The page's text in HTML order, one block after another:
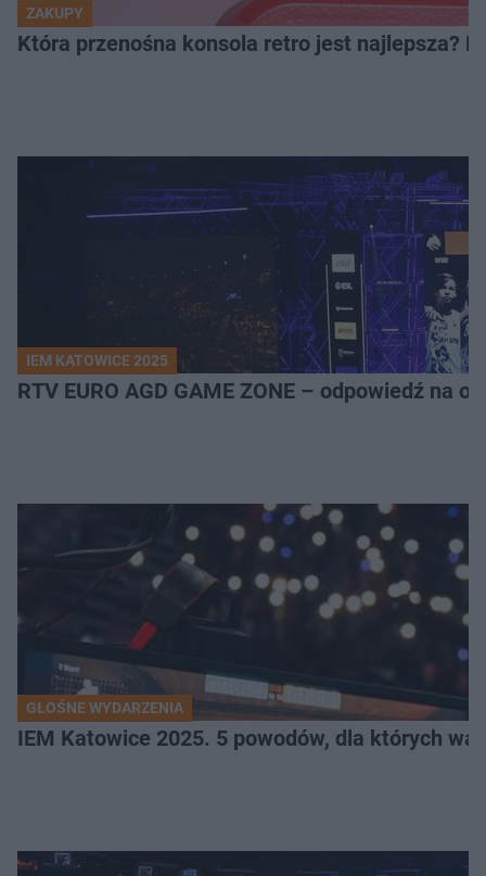
ZAKUPY
Która przenośna konsola retro jest najlepsza?
IEM KATOWICE 2025
RTV EURO AGD GAME ZONE – odpowiedź na
GŁOŚNE WYDARZENIA
IEM Katowice 2025. 5 powodów, dla których